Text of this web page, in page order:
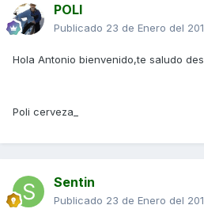
POLI
Publicado 23 de Enero del
Hola Antonio bienvenido,te saludo
Poli cerveza_
Sentin
Publicado 23 de Enero del